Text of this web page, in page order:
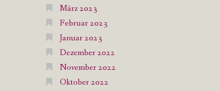
März 2023
Februar 2023
Januar 2023
Dezember 2022
November 2022
Oktober 2022